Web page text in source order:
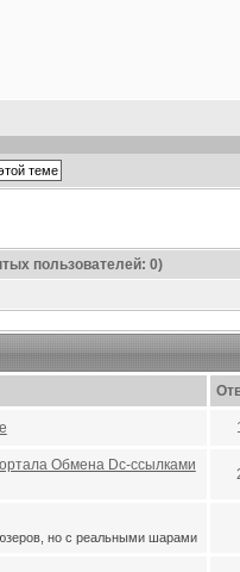
пользователей: 0)
Обмена Dc-ссылками
но с реальными шарами